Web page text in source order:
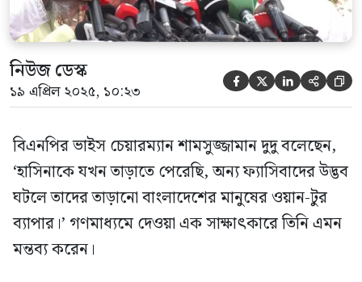
নিউজ ডেস্ক
১৯ এপ্রিল ২০২৫, ১০:২৩     
বিএনপির ভাইস চেয়ারম্যান শামসুজ্জামান দুদু বলেছেন,
‘হাসিনাকে যখন তাড়াতে পেরেছি, অন্য ফ্যাসিবাদের উদ্ভব
ঘটলে তাদের তাড়ানো বাংলাদেশের মানুষের ওয়ান-টুর
ব্যাপার।’ গণমাধ্যমে দেওয়া এক সাক্ষাৎকারে তিনি এমন
মন্তব্য করেন।